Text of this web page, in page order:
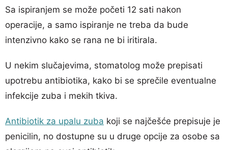
Sa ispiranjem se može početi 12 sati nakon
operacije, a samo ispiranje ne treba da bude
intenzivno kako se rana ne bi iritirala.
U nekim slučajevima, stomatolog može prepisati
upotrebu antibiotika, kako bi se sprečile eventualne
infekcije zuba i mekih tkiva.
Antibiotik za upalu zuba koji se najčešće prepisuje je
penicilin, no dostupne su u druge opcije za osobe sa